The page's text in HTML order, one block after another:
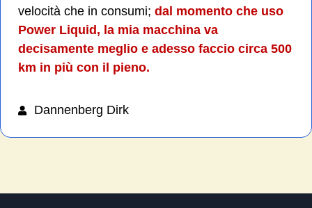
velocità che in consumi; dal momento che uso
Power Liquid, la mia macchina va
decisamente meglio e adesso faccio circa 500
km in più con il pieno.
Dannenberg Dirk